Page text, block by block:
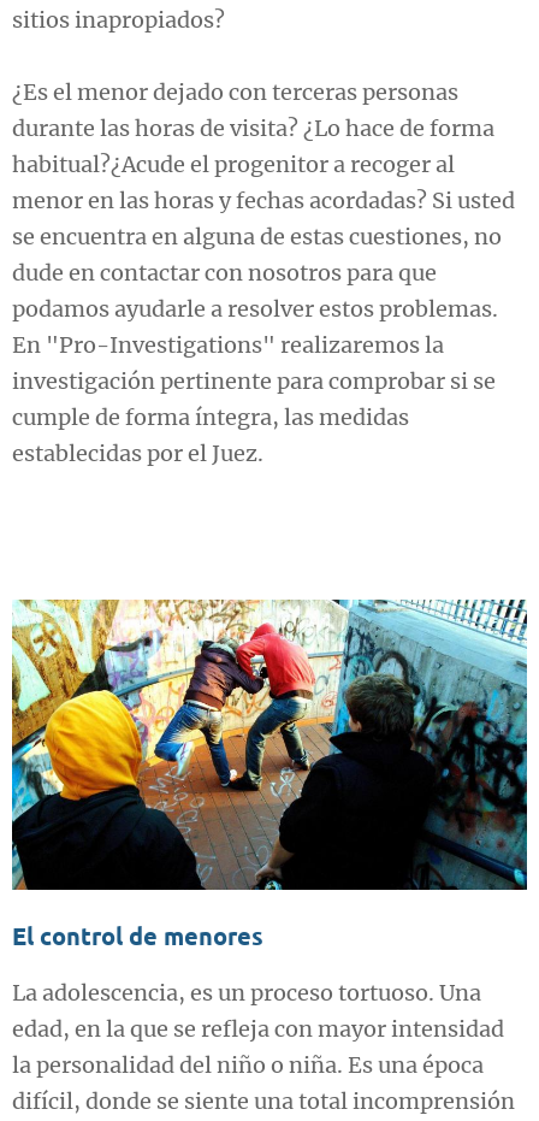
sitios inapropiados?
¿Es el menor dejado con terceras personas
durante las horas de visita? ¿Lo hace de forma
habitual?¿Acude el progenitor a recoger al
menor en las horas y fechas acordadas? Si usted
se encuentra en alguna de estas cuestiones, no
dude en contactar con nosotros para que
podamos ayudarle a resolver estos problemas.
En "Pro-Investigations" realizaremos la
investigación pertinente para comprobar si se
cumple de forma íntegra, las medidas
establecidas por el Juez.
El control de menores
La adolescencia, es un proceso tortuoso. Una
edad, en la que se refleja con mayor intensidad
la personalidad del niño o niña. Es una época
difícil, donde se siente una total incomprensión